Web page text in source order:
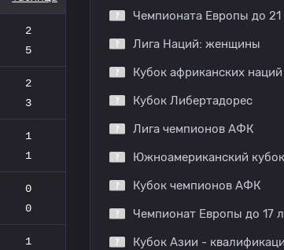
2
5
2
3
1
1
0
0
1
Чемпионата Европы до 21
Лига Наций: женщины
Кубок африканских
Кубок Либертадорес
Лига чемпионов АФК
Южноамериканский кубок
Кубок чемпионов АФК
Чемпионат Европы до 17
Кубок Азии -